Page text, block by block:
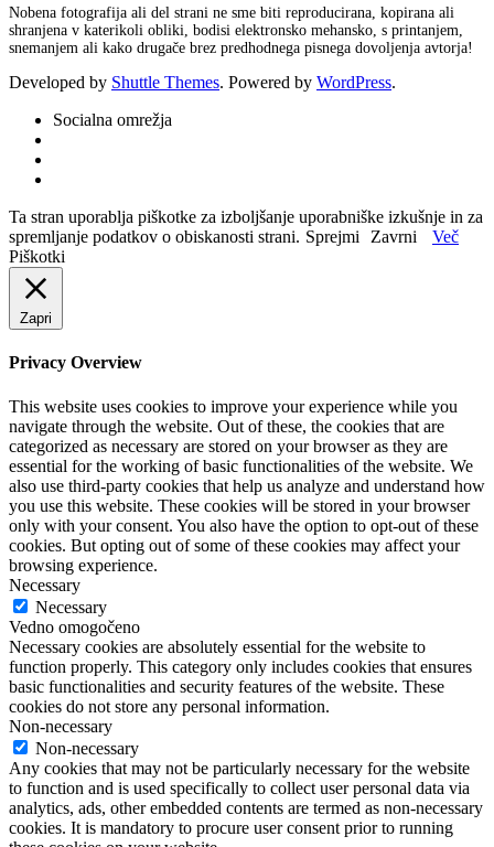
Nobena fotografija ali del strani ne sme biti reproducirana, kopirana ali
shranjena v katerikoli obliki, bodisi elektronsko mehansko, s printanjem,
snemanjem ali kako drugače brez predhodnega pisnega dovoljenja avtorja!
Developed by Shuttle Themes. Powered by WordPress.
Socialna omrežja
Ta stran uporablja piškotke za izboljšanje uporabniške izkušnje in za
spremljanje podatkov o obiskanosti strani. Sprejmi Zavrni
Več
Piškotki
Zapri
Privacy Overview
This website uses cookies to improve your experience while you
navigate through the website. Out of these, the cookies that are
categorized as necessary are stored on your browser as they are
essential for the working of basic functionalities of the website. We
also use third-party cookies that help us analyze and understand how
you use this website. These cookies will be stored in your browser
only with your consent. You also have the option to opt-out of these
cookies. But opting out of some of these cookies may affect your
browsing experience.
Necessary
Necessary
Vedno omogočeno
Necessary cookies are absolutely essential for the website to
function properly. This category only includes cookies that ensures
basic functionalities and security features of the website. These
cookies do not store any personal information.
Non-necessary
Non-necessary
Any cookies that may not be particularly necessary for the website
to function and is used specifically to collect user personal data via
analytics, ads, other embedded contents are termed as non-necessary
cookies. It is mandatory to procure user consent prior to running